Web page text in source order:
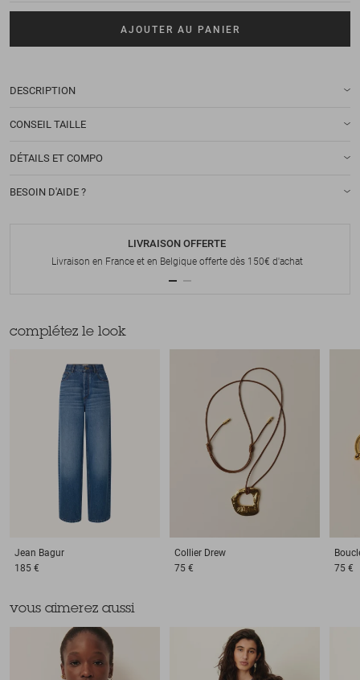
AJOUTER AU PANIER
DESCRIPTION
CONSEIL TAILLE
DÉTAILS ET COMPO
BESOIN D'AIDE ?
LIVRAISON OFFERTE
Livraison en France et en Belgique offerte dès 150€ d'achat
complétez le look
Jean Bagur
185 €
Collier Drew
75 €
75 €
vous aimerez aussi